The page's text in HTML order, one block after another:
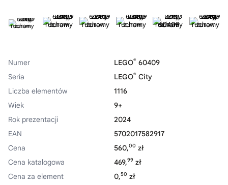
Numer LEGO® 60409
Seria
LEGO® City
Liczba elementów
1116
Wiek
9+
Rok prezentacji
2024
EAN
5702017582917
Cena
560,00 zł
Cena katalogowa
469,99 zł
Cena za element
0,50 zł